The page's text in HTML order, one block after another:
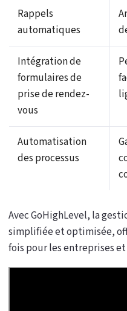
Rappels
automatiques
Intégration de
formulaires de
prise de rendez-
vous
Automatisation
des processus
Avec GoHighLevel, la
simplifiée et optimisée,
fois pour les entreprises